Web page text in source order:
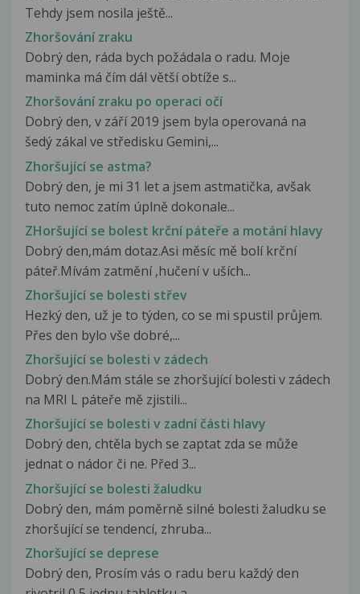
Tehdy jsem nosila ještě...
Zhoršování zraku
Dobrý den, ráda bych požádala o radu. Moje
maminka má čím dál větší obtíže s...
Zhoršování zraku po operaci očí
Dobrý den, v září 2019 jsem byla operovaná na
šedý zákal ve středisku Gemini,...
Zhoršující se astma?
Dobrý den, je mi 31 let a jsem astmatička, avšak
tuto nemoc zatím úplně dokonale...
ZHoršující se bolest krční páteře a motání hlavy
Dobrý den,mám dotaz.Asi měsíc mě bolí krční
páteř.Mívám zatmění ,hučení v uších...
Zhoršující se bolesti střev
Hezký den, už je to týden, co se mi spustil průjem.
Přes den bylo vše dobré,...
Zhoršující se bolesti v zádech
Dobrý den.Mám stále se zhoršující bolesti v zádech
na MRI L páteře mě zjistili...
Zhoršující se bolesti v zadní části hlavy
Dobrý den, chtěla bych se zaptat zda se může
jednat o nádor či ne. Před 3...
Zhoršující se bolesti žaludku
Dobrý den, mám poměrně silné bolesti žaludku se
zhoršující se tendencí, zhruba...
Zhoršující se deprese
Dobrý den, Prosím vás o radu beru každý den